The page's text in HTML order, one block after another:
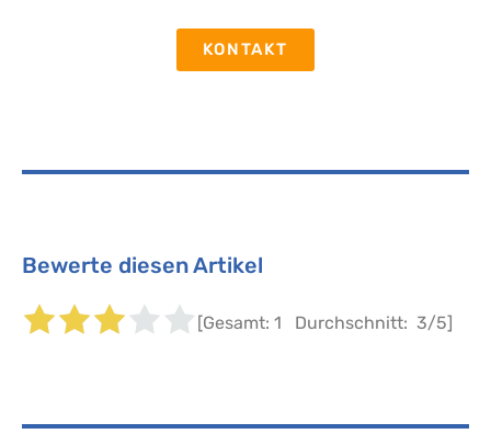
KONTAKT
Bewerte diesen Artikel
[Gesamt: 1 Durchschnitt: 3/5]